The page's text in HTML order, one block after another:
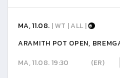
MA, 11.08. | WT | ALL |
ARAMITH POT OPEN,
MA, 11.08. 19:30
(ER)